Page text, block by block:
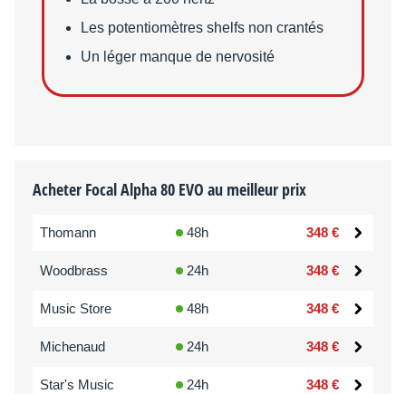
Les potentiomètres shelfs non crantés
Un léger manque de nervosité
Acheter Focal Alpha 80 EVO au meilleur prix
Thomann 48h 348 €
Woodbrass 24h 348 €
Music Store 48h 348 €
Michenaud 24h 348 €
Star's Music 24h 348 €